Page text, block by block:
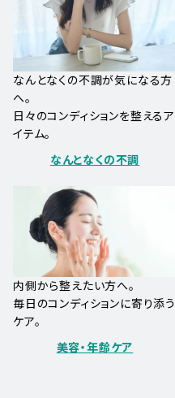
なんとなくの不調が気になる方
へ。
日々のコンディションを整えるア
イテム。
なんとなくの不調
内側から整えたい方へ。
毎日のコンディションに寄り添う
ケア。
美容・年齢ケア